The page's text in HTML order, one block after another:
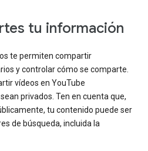
tu información
te permiten compartir
y controlar cómo se comparte.
vídeos en YouTube
privados. Ten en cuenta que,
tu contenido puede ser
de búsqueda, incluida la